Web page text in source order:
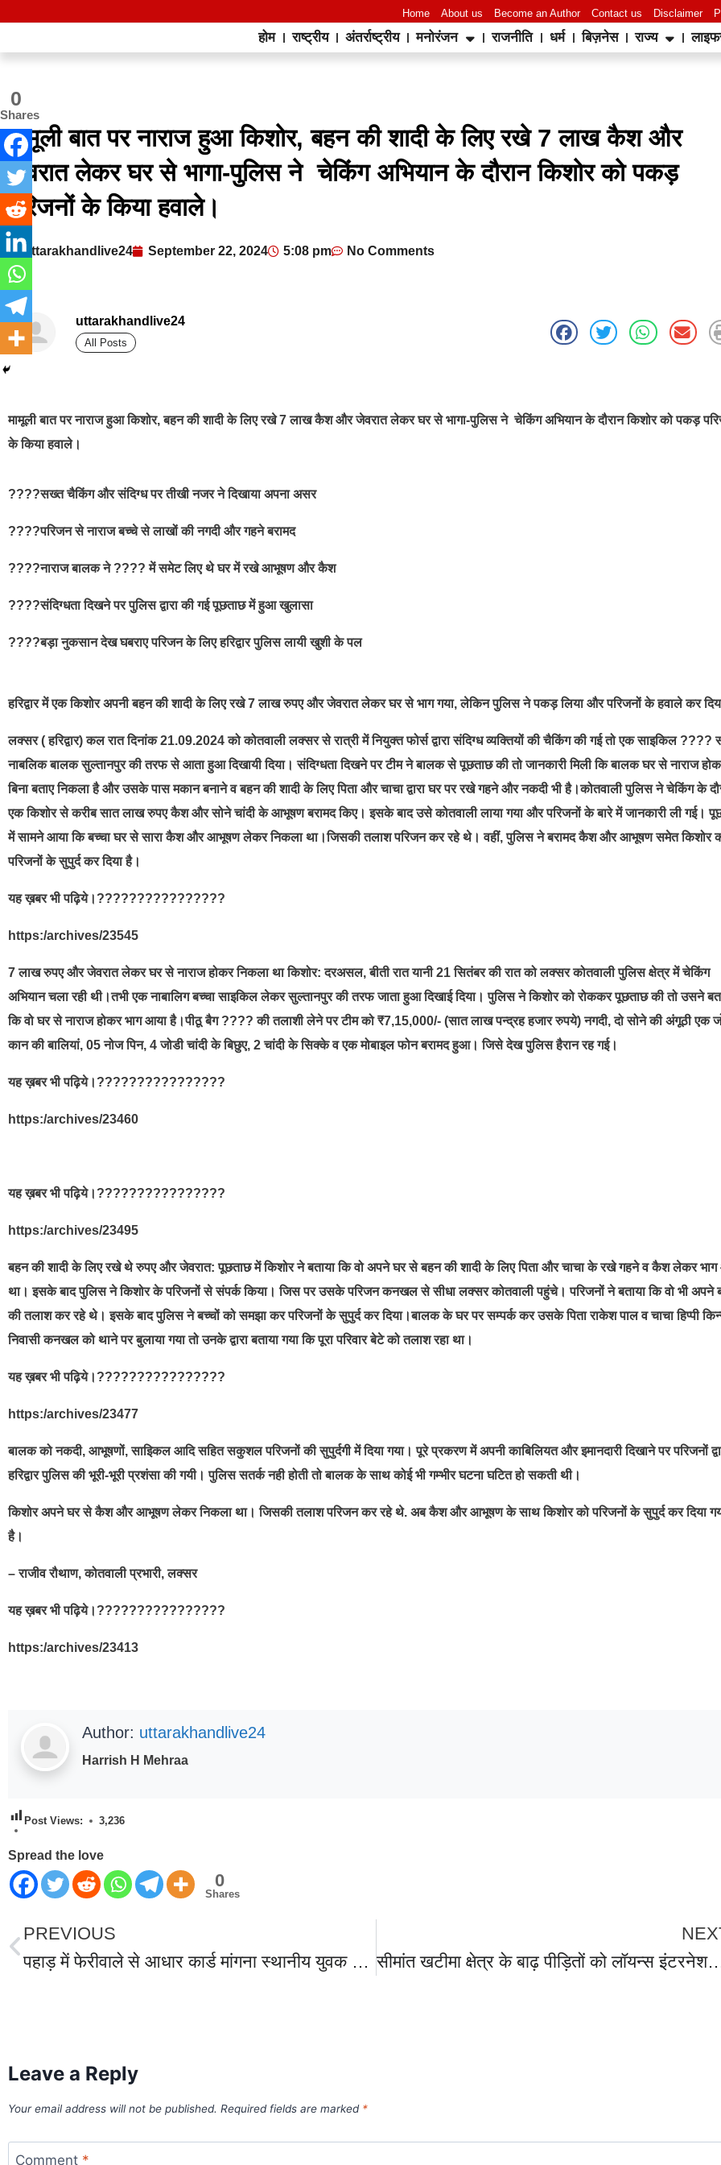
Home About us Become an Author Contact us Disclaimer
होम राष्ट्रीय अंतर्राष्ट्रीय मनोरंजन राजनीति धर्म बिज़नेस राज्य
मामूली बात पर नाराज हुआ किशोर, बहन की शादी के लिए रखे 7 लाख कैश और
जेवरात लेकर घर से भागा-पुलिस ने चेकिंग अभियान के दौरान किशोर को पकड़
परिजनों के किया हवाले।
uttarakhandlive24 September 22, 2024 5:08 pm No Comments
uttarakhandlive24
All Posts
मामूली बात पर नाराज हुआ किशोर, बहन की शादी के लिए रखे 7 लाख कैश और जेवरात लेकर घर से भागा-पुलिस ने चेकिंग अभियान के दौरान किशोर को पकड़
के किया हवाले।
????सख्त चैकिंग और संदिग्ध पर तीखी नजर ने दिखाया अपना असर
????परिजन से नाराज बच्चे से लाखों की नगदी और गहने बरामद
????नाराज बालक ने ???? में समेट लिए थे घर में रखे आभूषण और कैश
????संदिग्धता दिखने पर पुलिस द्वारा की गई पूछताछ में हुआ खुलासा
????बड़ा नुकसान देख घबराए परिजन के लिए हरिद्वार पुलिस लायी खुशी के पल
हरिद्वार में एक किशोर अपनी बहन की शादी के लिए रखे 7 लाख रुपए और जेवरात लेकर घर से भाग गया, लेकिन पुलिस ने पकड़ लिया और परिजनों के हवाले कर
लक्सर ( हरिद्वार) कल रात दिनांक 21.09.2024 को कोतवाली लक्सर से रात्री में नियुक्त फोर्स द्वारा संदिग्ध व्यक्तियों की चैकिंग की गई तो एक साइकिल ????
नाबलिक बालक सुल्तानपुर की तरफ से आता हुआ दिखायी दिया। संदिग्धता दिखने पर टीम ने बालक से पूछताछ की तो जानकारी मिली कि बालक घर से नाराज
बिना बताए निकला है और उसके पास मकान बनाने व बहन की शादी के लिए पिता और चाचा द्वारा घर पर रखे गहने और नकदी भी है।कोतवाली पुलिस ने चेकिंग के
एक किशोर से करीब सात लाख रुपए कैश और सोने चांदी के आभूषण बरामद किए। इसके बाद उसे कोतवाली लाया गया और परिजनों के बारे में जानकारी ली गई।
में सामने आया कि बच्चा घर से सारा कैश और आभूषण लेकर निकला था।जिसकी तलाश परिजन कर रहे थे। वहीं, पुलिस ने बरामद कैश और आभूषण समेत किशोर
परिजनों के सुपुर्द कर दिया है।
यह ख़बर भी पढ़िये।????????????????
https:/archives/23545
7 लाख रुपए और जेवरात लेकर घर से नाराज होकर निकला था किशोर: दरअसल, बीती रात यानी 21 सितंबर की रात को लक्सर कोतवाली पुलिस क्षेत्र में चेकिंग
अभियान चला रही थी।तभी एक नाबालिग बच्चा साइकिल लेकर सुल्तानपुर की तरफ जाता हुआ दिखाई दिया। पुलिस ने किशोर को रोककर पूछताछ की तो उसने
कि वो घर से नाराज होकर भाग आया है।पीठू बैग ???? की तलाशी लेने पर टीम को ₹7,15,000/- (सात लाख पन्द्रह हजार रुपये) नगदी, दो सोने की अंगूठी एक
कान की बालियां, 05 नोज पिन, 4 जोडी चांदी के बिछुए, 2 चांदी के सिक्के व एक मोबाइल फोन बरामद हुआ। जिसे देख पुलिस हैरान रह गई।
यह ख़बर भी पढ़िये।????????????????
https:/archives/23460
यह ख़बर भी पढ़िये।????????????????
https:/archives/23495
बहन की शादी के लिए रखे थे रुपए और जेवरात: पूछताछ में किशोर ने बताया कि वो अपने घर से बहन की शादी के लिए पिता और चाचा के रखे गहने व कैश लेकर
था। इसके बाद पुलिस ने किशोर के परिजनों से संपर्क किया। जिस पर उसके परिजन कनखल से सीधा लक्सर कोतवाली पहुंचे। परिजनों ने बताया कि वो भी अपने
की तलाश कर रहे थे। इसके बाद पुलिस ने बच्चों को समझा कर परिजनों के सुपुर्द कर दिया।बालक के घर पर सम्पर्क कर उसके पिता राकेश पाल व चाचा हिप्पी
निवासी कनखल को थाने पर बुलाया गया तो उनके द्वारा बताया गया कि पूरा परिवार बेटे को तलाश रहा था।
यह ख़बर भी पढ़िये।????????????????
https:/archives/23477
बालक को नकदी, आभूषणों, साइिकल आदि सहित सकुशल परिजनों की सुपुर्दगी में दिया गया। पूरे प्रकरण में अपनी काबिलियत और इमानदारी दिखाने पर परिजनों
हरिद्वार पुलिस की भूरी-भूरी प्रशंसा की गयी। पुलिस सतर्क नही होती तो बालक के साथ कोई भी गम्भीर घटना घटित हो सकती थी।
किशोर अपने घर से कैश और आभूषण लेकर निकला था। जिसकी तलाश परिजन कर रहे थे. अब कैश और आभूषण के साथ किशोर को परिजनों के सुपुर्द कर दिया
है।
– राजीव रौथाण, कोतवाली प्रभारी, लक्सर
यह ख़बर भी पढ़िये।????????????????
https:/archives/23413
Author: uttarakhandlive24
Harrish H Mehraa
Post Views: 3,236
Spread the love
0
Shares
0
Shares
PREVIOUS
पहाड़ में फेरीवाले से आधार कार्ड मांगना स्थानीय युवक को पड़ा भारी, दरोगा सादिक हुसैन ने युवक को दबंगई से पीटा ,मारपीट का वीडियो वायरल होने पर लोगों ने थाने में किया हंगामा, SSP ने दरोगा को किया लाइन हाजिर।
सीमांत खटीमा क्षेत्र के बाढ़ पीड़ितों को लॉयन्स इंटरनेशनल द्वारा भेजी राहत सामग्री को क्लब
Leave a Reply
Your email address will not be published. Required fields are marked *
Comment *